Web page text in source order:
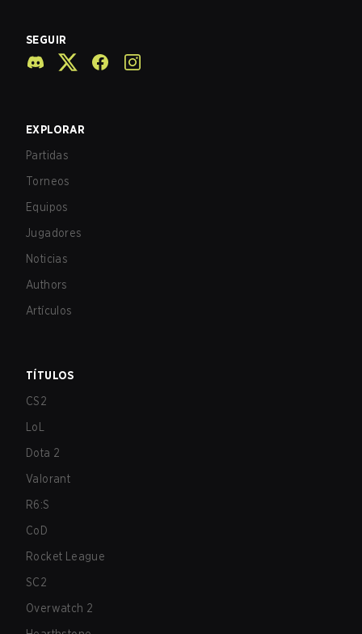
SEGUIR
EXPLORAR
Partidas
Torneos
Equipos
Jugadores
Noticias
Authors
Artículos
TÍTULOS
CS2
LoL
Dota 2
Valorant
R6:S
CoD
Rocket League
SC2
Overwatch 2